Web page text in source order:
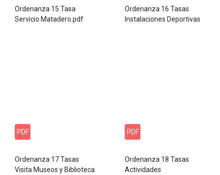
Ordenanza 15 Tasa
Servicio Matadero.pdf
Ordenanza 16 Tasas
Instalaciones Deportivas
PDF
Ordenanza 17 Tasas
Visita Museos y Biblioteca
PDF
Ordenanza 18 Tasas
Actividades